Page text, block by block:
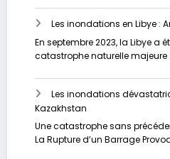
Les inondations en Libye :
En septembre 2023, la Libye a
catastrophe naturelle majeure
Les inondations
Kazakhstan
Une catastrophe sans
La Rupture d’un Barrage